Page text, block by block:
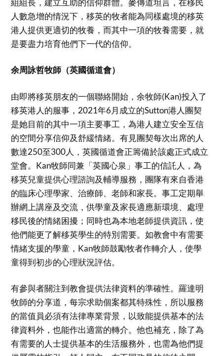
組組長，建立互助的信仰群體。麥傳道坦言，在移民
人數急增的情況下，移英的牧者能為同樣處境的移英
港人提供更適切的牧養，而其中一項的牧養需要，就
是要盡力培育他們下一代的信仰。
余周詠哲牧師（英國循道會）
由即將移英朋友的一個聯絡開始，余牧師(Kan)投入了
移英港人的服事，2021年6月成立的Sutton港人團契
是她目前的其中一項主要事工，為港人建立安全互信
的空間分享信仰及舒緩情緒。有見團契每次出席的人
數達250至300人，英國循道會正籌備於該處正式成立
堂會。Kan牧師同兼「英國心泉」事工的信託人，為
移英兒童提供心理諮詢及輔導服務，團隊有來自香港
的臨床心理學家、治療師、老師和家長。事工定期舉
辦網上講座及交流，供學童及家長適應新環境、處理
移民後的情緒困擾；同時也為本地老師提供資訊，使
他們能更了解移英學生的特別需要。如教會中有需要
情緒支援的學童，Kan牧師鼓勵牧者作轉介人，使學
童得到初步的心理狀況評估。
有參與者關注到教會提供法律資料的準確性。羅達明
牧師的分享道，每宗求助個案都其特殊性，所以服務
的當值員必須有法律專業背景，以致能提供基本的法
律資料外，也能作出適當的轉介。他也補充，除了為
有需要的人士提供基本的生活服務外，也需為他們提